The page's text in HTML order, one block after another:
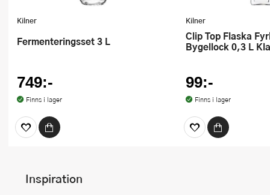
Kilner
Fermenteringsset 3 L
749:-
Finns i lager
Kilner
Clip Top Flaska Fyrkantig
Bygellock 0,3 L
99:-
Finns i lager
Inspiration